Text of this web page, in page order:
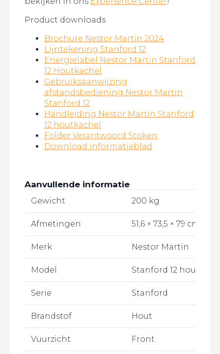
Product downloads
Brochure Nestor Martin 2024
Lijntekening Stanford 12
Energielabel Nestor Martin Stanford
12 Houtkachel
Gebruiksaanwijzing
afstandsbediening Nestor Martin
Stanford 12
Handleiding Nestor Martin Stanford
12 houtkachel
Folder Verantwoord Stoken
Download informatieblad
Aanvullende informatie
Gewicht 200 kg
Afmetingen 51,6 × 73,5 × 79 cm
Merk Nestor Martin
Model Stanford 12
Serie Stanford
Brandstof Hout
Vuurzicht Front